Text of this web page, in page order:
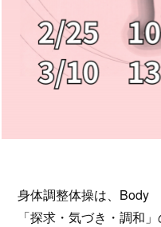
身体調整体操は、Body
「探求・気づき・調和